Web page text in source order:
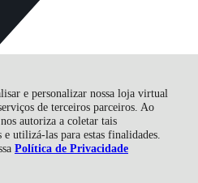
e personalizar nossa loja virtual
de terceiros parceiros. Ao
autoriza a coletar tais
utilizá-las para estas finalidades.
Política de Privacidade
COMERCIAL LTDA,
- 81560-000 - Curitiba - PR